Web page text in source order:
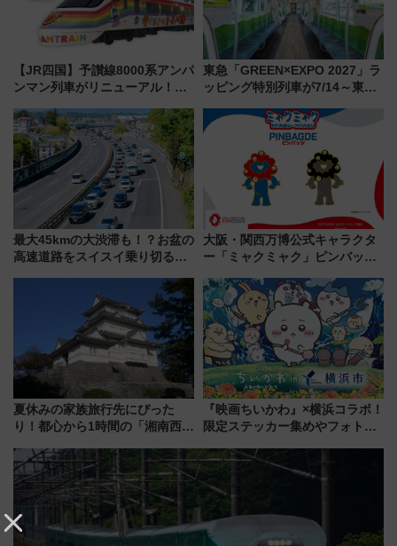
【JR四国】予讃線8000系アンパ
ンマン列車がリニューアル！内
今年12月
東急「GREEN×EXPO 2027」ラ
ッピング特別列車が7/14～東
ー！ 注目の編成やデザインまと
め
最大45kmの大渋滞も！？お盆の
高速道路をスイスイ乗り切る快
大阪・関西万博公式キャラクタ
ー「ミャクミャク」ピンバッジ
中旬発売
夏休みの家族旅行先にぴった
り！都心から1時間の「湘南西エ
島とは異なる魅力を持つ今夏の
注目スポット
『映画ちいかわ』×横浜コラボ！
限定ステッカー集めやフォトス
いを満喫しよう（花火鑑賞会応
募は7/12まで！）